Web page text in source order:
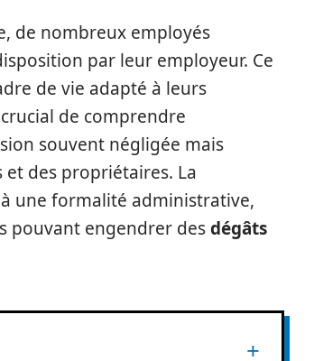
de nombreux employés
par leur employeur. Ce
de vie adapté à leurs
de comprendre
souvent négligée mais
et des propriétaires. La
à une formalité administrative,
pouvant engendrer desdégâts